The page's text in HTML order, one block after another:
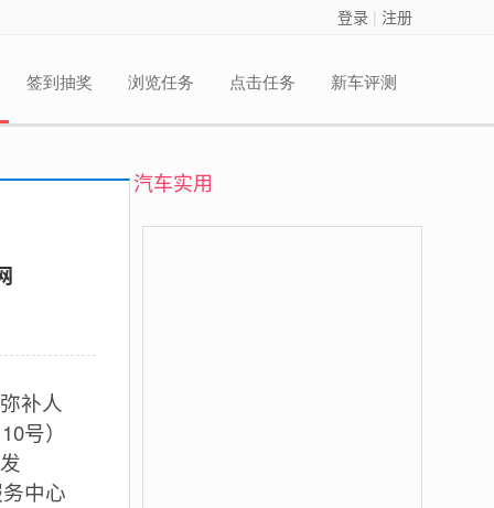
登录 | 注册
签到抽奖 浏览任务 点击任务 新车评测
补人
号）
中心
汽车实用